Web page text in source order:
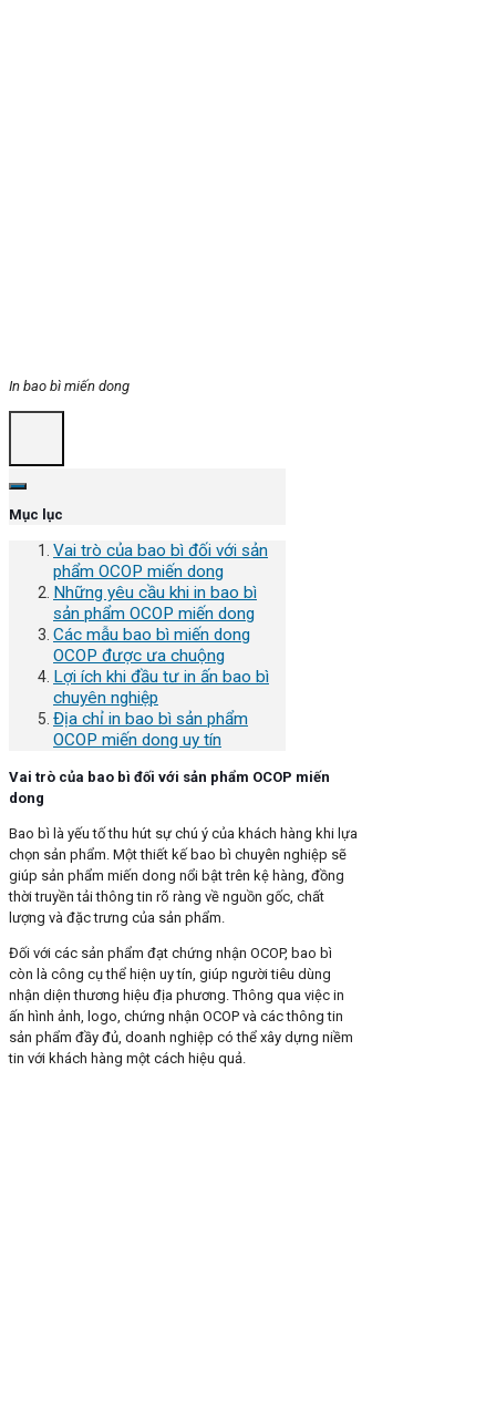
In bao bì miến dong
Mục lục
Vai trò của bao bì đối với sản
phẩm OCOP miến dong
Những yêu cầu khi in bao bì
sản phẩm OCOP miến dong
Các mẫu bao bì miến dong
OCOP được ưa chuộng
Lợi ích khi đầu tư in ấn bao bì
chuyên nghiệp
Địa chỉ in bao bì sản phẩm
OCOP miến dong uy tín
Vai trò của bao bì đối với sản phẩm OCOP miến
dong
Bao bì là yếu tố thu hút sự chú ý của khách hàng khi lựa
chọn sản phẩm. Một thiết kế bao bì chuyên nghiệp sẽ
giúp sản phẩm miến dong nổi bật trên kệ hàng, đồng
thời truyền tải thông tin rõ ràng về nguồn gốc, chất
lượng và đặc trưng của sản phẩm.
Đối với các sản phẩm đạt chứng nhận OCOP, bao bì
còn là công cụ thể hiện uy tín, giúp người tiêu dùng
nhận diện thương hiệu địa phương. Thông qua việc in
ấn hình ảnh, logo, chứng nhận OCOP và các thông tin
sản phẩm đầy đủ, doanh nghiệp có thể xây dựng niềm
tin với khách hàng một cách hiệu quả.